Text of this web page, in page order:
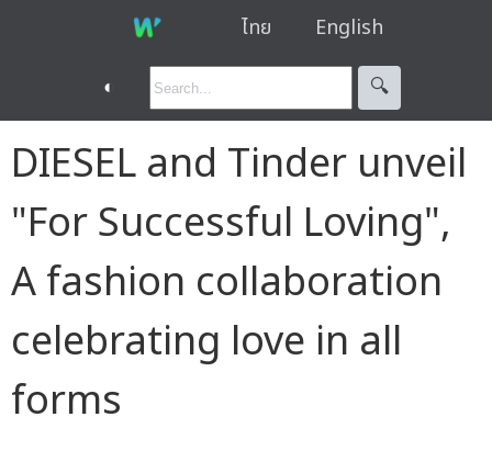
ไทย English
◐ 🔍︎
DIESEL and Tinder unveil
"For Successful Loving",
A fashion collaboration
celebrating love in all
forms